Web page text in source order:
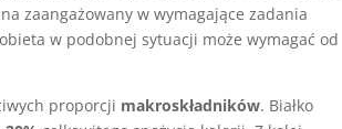
zaangażowany w wymagające zadania
w podobnej sytuacji może wymagać od
proporcji makroskładników. Białko